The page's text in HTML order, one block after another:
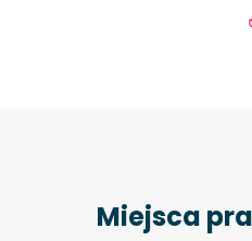
Miejsca